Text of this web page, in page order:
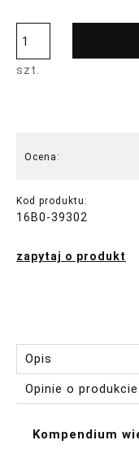
szt.
Ocena:
Kod produktu:
16B0-39302
zapytaj o produkt
Opis
Opinie o
Kompendium